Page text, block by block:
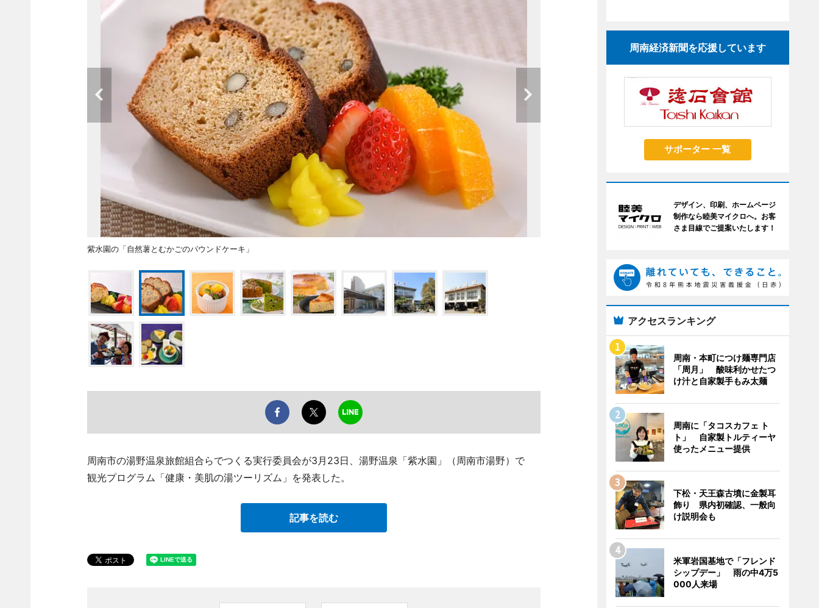
紫水園の「自然薯とむかごのパウンドケーキ」
周南市の湯野温泉旅館組合らでつくる実行委員会が3月23日、湯野温泉「紫水園」（周南市湯野）で
観光プログラム「健康・美肌の湯ツーリズム」を発表した。
記事を読む
周南経済新聞を応援しています
サポーター 一覧
デザイン、印刷、ホームページ
制作なら睦美マイクロへ。お客
さま目線でご提案いたします！
アクセスランキング
周南・本町につけ麺専門店
「周月」 酸味利かせたつ
け汁と自家製手もみ太麺
周南に「タコスカフェ ト
ト」 自家製トルティーヤ
使ったメニュー提供
下松・天王森古墳に金製耳
飾り 県内初確認、一般向
け説明会も
米軍岩国基地で「フレンド
シップデー」 雨の中4万5
000人来場